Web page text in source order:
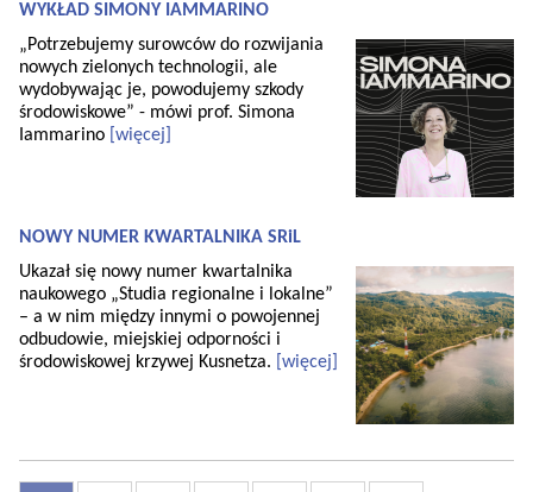
WYKŁAD SIMONY IAMMARINO
„Potrzebujemy surowców do rozwijania
nowych zielonych technologii, ale
wydobywając je, powodujemy szkody
środowiskowe” - mówi prof. Simona
Iammarino [więcej]
NOWY NUMER KWARTALNIKA SRiL
Ukazał się nowy numer kwartalnika
naukowego „Studia regionalne i lokalne”
– a w nim między innymi o powojennej
odbudowie, miejskiej odporności i
środowiskowej krzywej Kusnetza.
[więcej]